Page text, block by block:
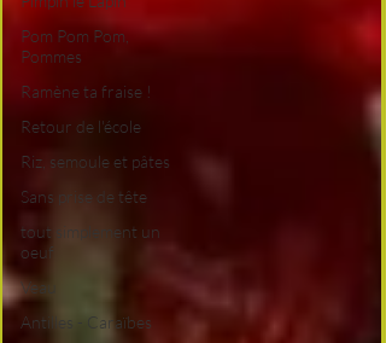
Pom Pom Pom,
Pommes
Ramène ta fraise !
Retour de l'école
Riz, semoule et pâtes
Sans prise de tête
tout simplement un
oeuf
Veau
Antilles - Caraïbes